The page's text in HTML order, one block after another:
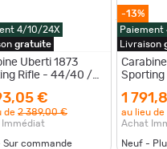
4/10/24X
gratuite
Uberti 1873
Rifle - 44/40 /
€
de 2 389,00 €
Sur commande
-13%
Livraison
Sporting
1
au lieu de
Achat
Neuf -